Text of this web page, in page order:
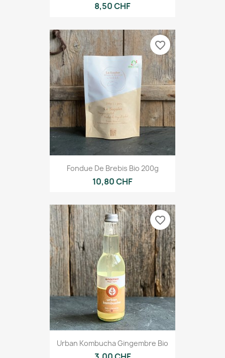
8,50 CHF
Fondue De Brebis Bio 200g
10,80 CHF
favorite_border
Urban Kombucha Gingembre Bio
favorite_border